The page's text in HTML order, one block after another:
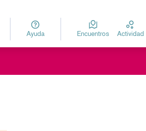
Elegir el idioma
Ayuda Encuentros Actividad